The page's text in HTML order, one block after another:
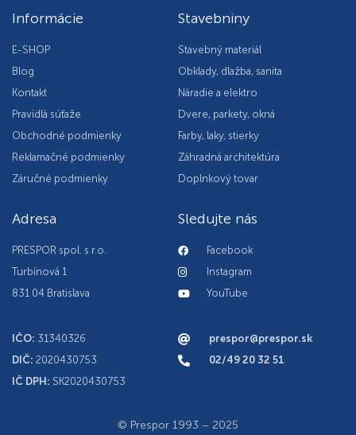
Informácie
E-SHOP
Blog
Kontakt
Pravidlá súťaže
Obchodné podmienky
Reklamačné podmienky
Záručné podmienky
Stavebniny
Stavebný materiál
Obklady, dlažba, sanita
Náradie a elektro
Dvere, parkety, okná
Farby, laky, stierky
Záhradná architektúra
Doplnkový tovar
Adresa
PRESPOR spol. s r.o.
Turbínová 1
831 04 Bratislava
IČO: 31340326
DIČ: 2020430753
IČ DPH: SK2020430753
Sledujte nás
Facebook
Instagram
YouTube
prespor@prespor.sk
02/49 20 32 51
© Prespor 1993 – 2025